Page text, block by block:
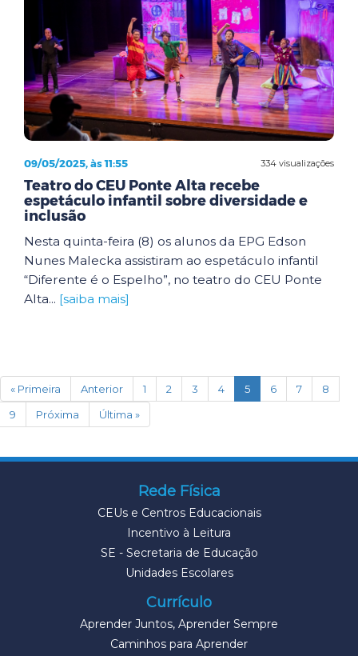
334 visualizações
09/05/2025, às 11:55
Teatro do CEU Ponte Alta recebe
espetáculo infantil sobre diversidade e
inclusão
Nesta quinta-feira (8) os alunos da EPG Edson
Nunes Malecka assistiram ao espetáculo infantil
“Diferente é o Espelho”, no teatro do CEU Ponte
Alta... [saiba mais]
« Primeira Anterior 1 2 3 4 5(current)
6 7
8
9
Próxima Última »
Rede Física
CEUs e Centros Educacionais
Incentivo à Leitura
SE - Secretaria de Educação
Unidades Escolares
Currículo
Aprender Juntos, Aprender Sempre
Caminhos para Aprender